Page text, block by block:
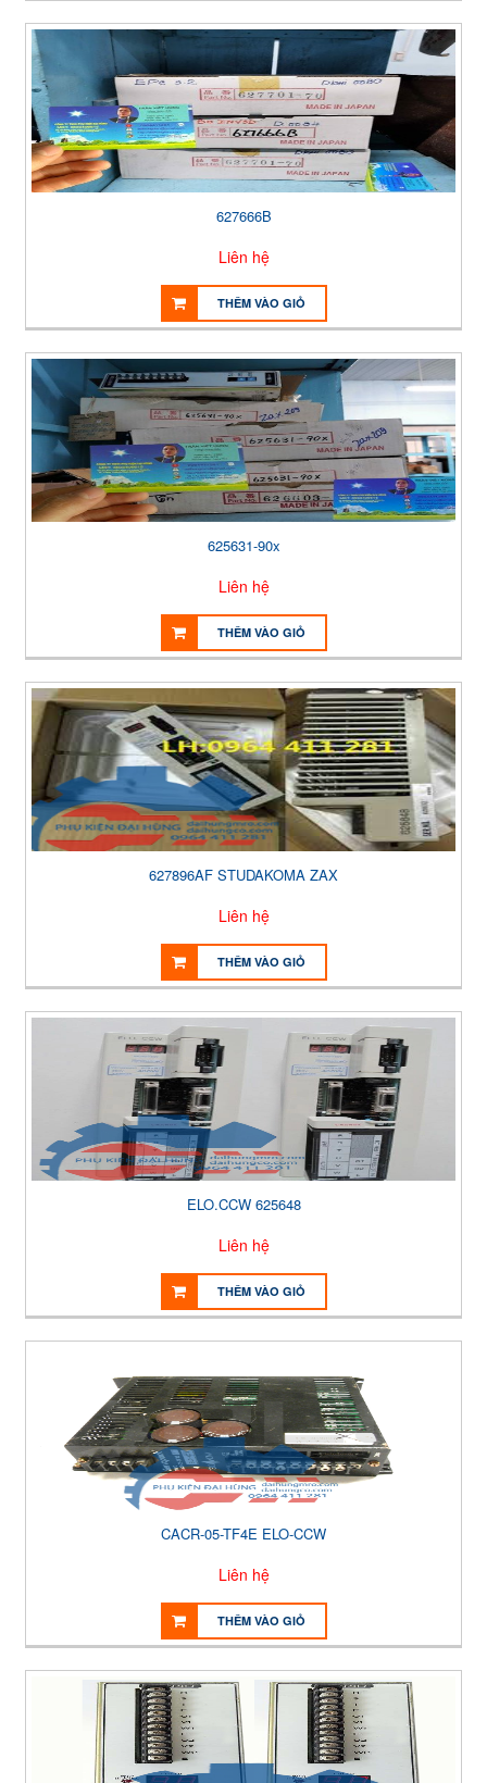
627666B
Liên hệ
THÊM VÀO GIỎ
625631-90x
Liên hệ
THÊM VÀO GIỎ
627896AF STUDAKOMA ZAX
Liên hệ
THÊM VÀO GIỎ
ELO.CCW 625648
Liên hệ
THÊM VÀO GIỎ
CACR-05-TF4E ELO-CCW
Liên hệ
THÊM VÀO GIỎ